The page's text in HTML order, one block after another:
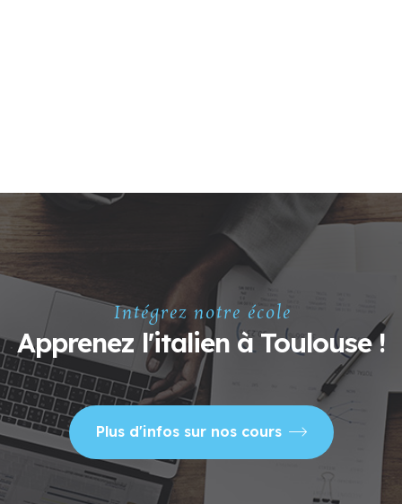
Intégrez notre école
Apprenez l'italien à Toulouse !
Plus d'infos sur nos cours